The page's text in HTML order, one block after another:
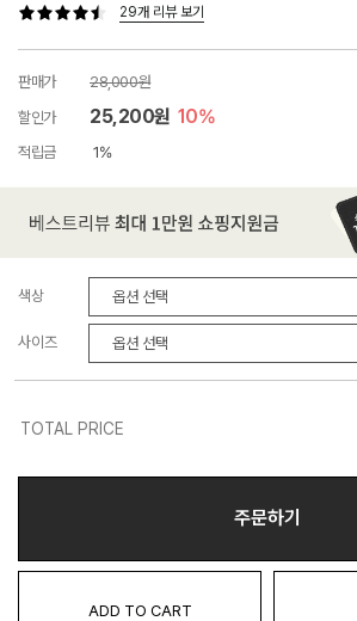
29개 리뷰 보기
판매가
28,000원
할인가
25,200원 10%
적립금 1%
색상
사이즈
TOTAL PRICE
주문하기
ADD TO CART